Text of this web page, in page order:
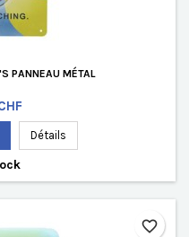
PANNEAU MÉTAL
Détails
favorite_border